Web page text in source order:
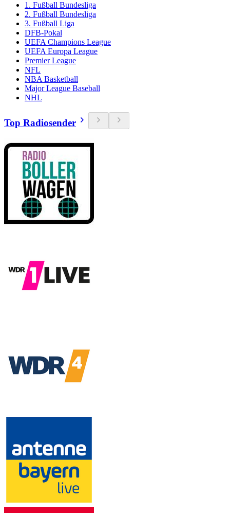
1. Fußball Bundesliga
2. Fußball Bundesliga
3. Fußball Liga
DFB-Pokal
UEFA Champions League
UEFA Europa League
Premier League
NFL
NBA Basketball
Major League Baseball
NHL
Top Radiosender